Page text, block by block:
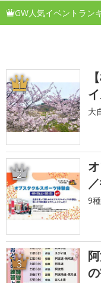
GW人気イベントラン
1
大
2
9
3